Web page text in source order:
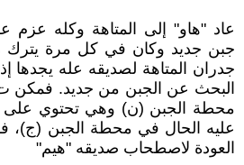
عاد "هاو" إلى المتاهة وكله عزم
جبن جديد وكان في كل مرة يترك
جدران المتاهة لصديقه عله يجدها
البحث عن الجبن من جديد. فمكن
محطة الجبن (ن) وهي تحتوي على
عليه الحال في محطة الجبن (ج)،
العودة لاصطحاب صديقه "هيم"